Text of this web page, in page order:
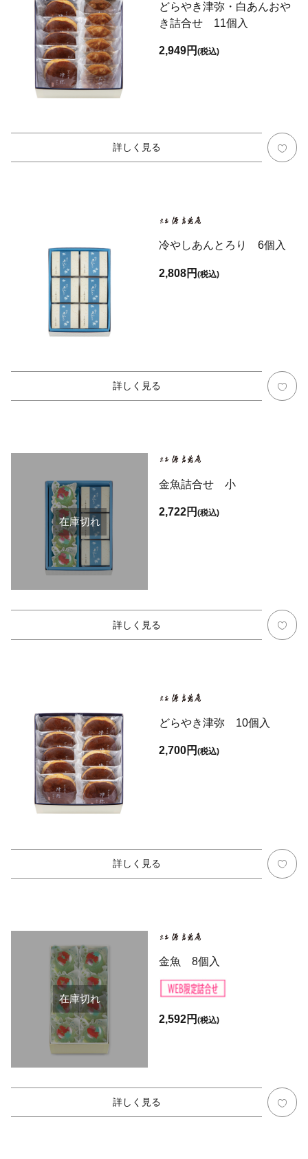
どらやき津弥・白あんおや
き詰合せ 11個入
2,949円(税込)
詳しく見る
冷やしあんとろり 6個入
2,808円(税込)
詳しく見る
在庫切れ
金魚詰合せ 小
2,722円(税込)
詳しく見る
どらやき津弥 10個入
2,700円(税込)
詳しく見る
在庫切れ
金魚 8個入
2,592円(税込)
詳しく見る